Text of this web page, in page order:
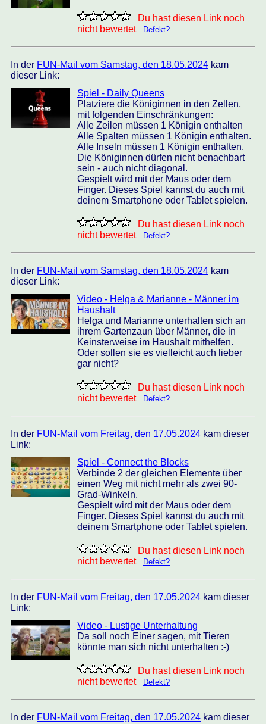
Du hast diesen Link noch
nicht bewertet
Defekt?
In der FUN-Mail vom Samstag, den 18.05.2024 kam
dieser Link:
Spiel - Daily Queens
Platziere die Königinnen in den Zellen,
mit folgenden Einschränkungen:
Alle Zeilen müssen 1 Königin enthalten
Alle Spalten müssen 1 Königin enthalten.
Alle Inseln müssen 1 Königin enthalten.
Die Königinnen dürfen nicht benachbart
sein - auch nicht diagonal.
Gespielt wird mit der Maus oder dem
Finger. Dieses Spiel kannst du auch mit
deinem Smartphone oder Tablet spielen.
Du hast diesen Link noch
nicht bewertet
Defekt?
In der FUN-Mail vom Samstag, den 18.05.2024 kam
dieser Link:
Video - Helga & Marianne - Männer im
Haushalt
Helga und Marianne unterhalten sich an
ihrem Gartenzaun über Männer, die in
Keinsterweise im Haushalt mithelfen.
Oder sollen sie es vielleicht auch lieber
gar nicht?
Du hast diesen Link noch
nicht bewertet
Defekt?
In der FUN-Mail vom Freitag, den 17.05.2024 kam dieser
Link:
Spiel - Connect the Blocks
Verbinde 2 der gleichen Elemente über
einen Weg mit nicht mehr als zwei 90-
Grad-Winkeln.
Gespielt wird mit der Maus oder dem
Finger. Dieses Spiel kannst du auch mit
deinem Smartphone oder Tablet spielen.
Du hast diesen Link noch
nicht bewertet
Defekt?
In der FUN-Mail vom Freitag, den 17.05.2024 kam dieser
Link:
Video - Lustige Unterhaltung
Da soll noch Einer sagen, mit Tieren
könnte man sich nicht unterhalten :-)
Du hast diesen Link noch
nicht bewertet
Defekt?
In der FUN-Mail vom Freitag, den 17.05.2024 kam dieser